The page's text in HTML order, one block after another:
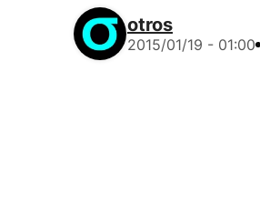
otros
2015/01/19 - 01:00